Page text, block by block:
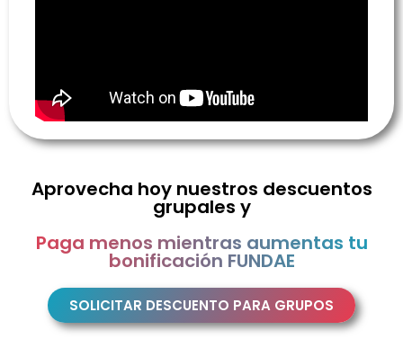
Aprovecha hoy nuestros descuentos
grupales y
Paga menos mientras aumentas tu
bonificación FUNDAE
SOLICITAR DESCUENTO PARA GRUPOS